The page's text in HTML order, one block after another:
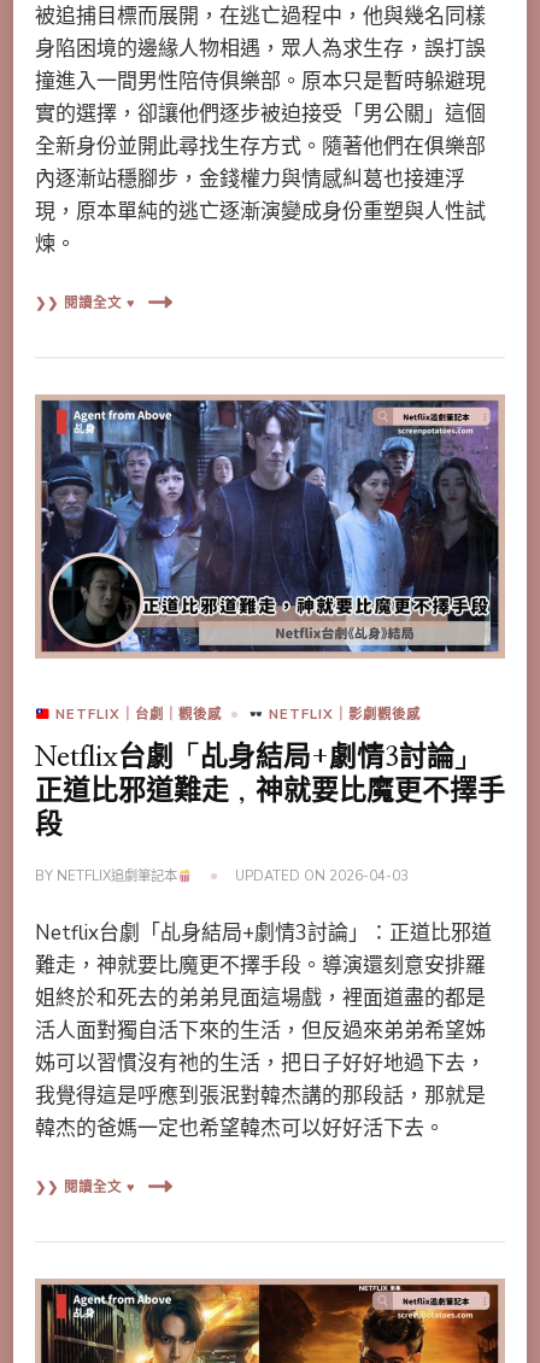
被追捕目標而展開，在逃亡過程中，他與幾名同樣
身陷困境的邊緣人物相遇，眾人為求生存，誤打誤
撞進入一間男性陪侍俱樂部。原本只是暫時躲避現
實的選擇，卻讓他們逐步被迫接受「男公關」這個
全新身份並開此尋找生存方式。隨著他們在俱樂部
內逐漸站穩腳步，金錢權力與情感糾葛也接連浮
現，原本單純的逃亡逐漸演變成身份重塑與人性試
煉。
❯❯ 閱讀全文 ♥
NETFLIX｜台劇｜觀後感 NETFLIX｜影劇觀後感
Netflix台劇「乩身結局+劇情3討論」
正道比邪道難走，神就要比魔更不擇手
段
BY NETFLIX追劇筆記本 UPDATED ON 2026-04-03
Netflix台劇「乩身結局+劇情3討論」：正道比邪道
難走，神就要比魔更不擇手段。導演還刻意安排羅
姐終於和死去的弟弟見面這場戲，裡面道盡的都是
活人面對獨自活下來的生活，但反過來弟弟希望姊
姊可以習慣沒有祂的生活，把日子好好地過下去，
我覺得這是呼應到張泯對韓杰講的那段話，那就是
韓杰的爸媽一定也希望韓杰可以好好活下去。
❯❯ 閱讀全文 ♥